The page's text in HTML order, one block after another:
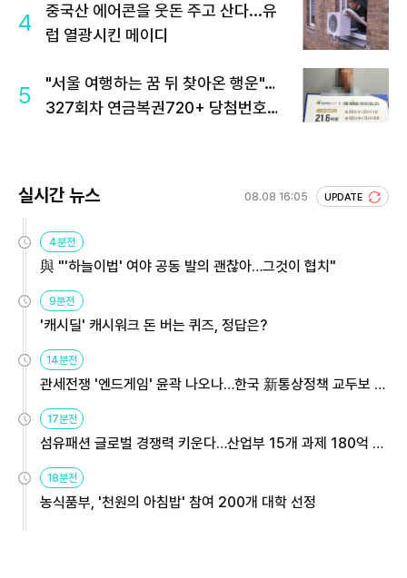
4
중국산 에어콘을 웃돈 주고 산다...유
럽 열광시킨 메이디
5
"서울 여행하는 꿈 뒤 찾아온 행운"…
327회차 연금복권720+ 당첨번호조
실시간 뉴스 08.08 16:05 UPDATE
4분전
與 "'하늘이법' 여야 공동 발의 괜찮아…그것이 협치"
9분전
'캐시딜' 캐시워크 돈 버는 퀴즈, 정답은?
14분전
관세전쟁 '엔드게임' 윤곽 나오나…한국 新통상정책 교두보 활
용해야
17분전
섬유패션 글로벌 경쟁력 키운다…산업부 15개 과제 180억 지
원
18분전
농식품부, '천원의 아침밥' 참여 200개 대학 선정